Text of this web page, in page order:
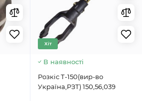
Хіт
В наявності
Розкіс Т-150(вир-во
Україна,РЗТ) 150,56,039